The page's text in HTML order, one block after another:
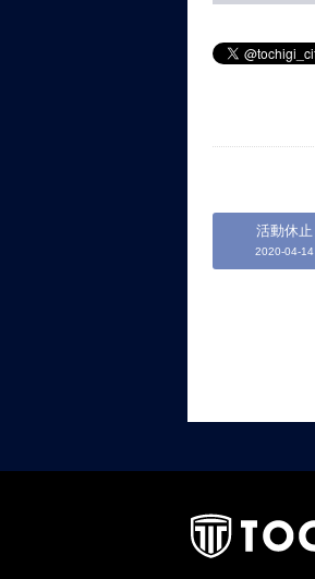
活動休止
2020-04-14